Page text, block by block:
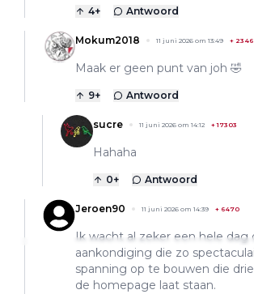
4+ Antwoord
Mokum2018 11 juni 2026 om 13:49 + 2346
Maak er geen punt van joh 🤣
9+ Antwoord
sucre 11 juni 2026 om 14:12 +17303
Hahaha
0+ Antwoord
Jeroen90 11 juni 2026 om 14:39 + 6470
Ik wacht al zeker een hele dag
aankondiging die zo
spanning op te bouwen die
de homepage laat staan.